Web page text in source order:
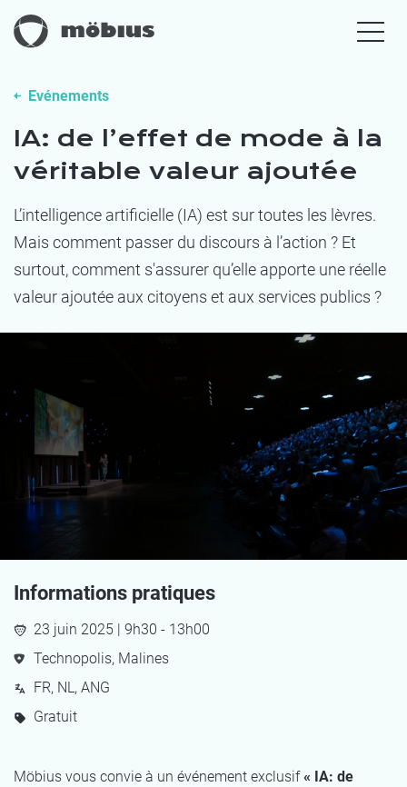
Evénements
IA: de l’effet de mode à la
véritable valeur ajoutée
L’intelligence artificielle (IA) est sur toutes les lèvres.
Mais comment passer du discours à l’action ? Et
surtout, comment s'assurer qu’elle apporte une réelle
valeur ajoutée aux citoyens et aux services publics ?
Informations pratiques
23 juin 2025 | 9h30 - 13h00
Technopolis, Malines
FR, NL, ANG
Gratuit
Möbius vous convie à un événement exclusif« IA: de